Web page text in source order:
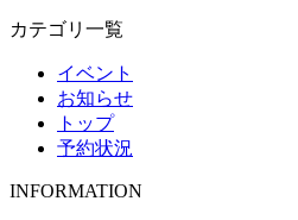
カテゴリ一覧
イベント
お知らせ
トップ
予約状況
INFORMATION